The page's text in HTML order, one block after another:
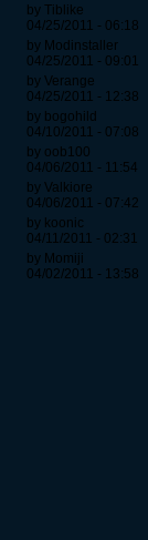
by Tiblike
04/25/2011 - 06:18
by Modinstaller
04/25/2011 - 09:01
by Verange
04/25/2011 - 12:38
by bogohild
04/10/2011 - 07:08
by oob100
04/06/2011 - 11:54
by Valkiore
04/06/2011 - 07:42
by koonic
04/11/2011 - 02:31
by Momiji
04/02/2011 - 13:58